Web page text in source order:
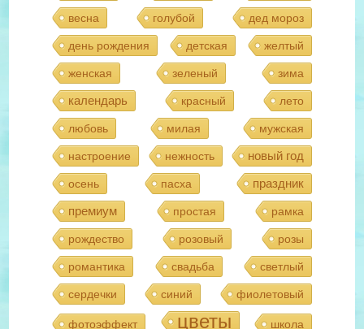
весна голубой дед мороз
день рождения детская желтый
женская зеленый зима
календарь красный лето
любовь милая мужская
настроение нежность новый год
осень пасха
праздник
премиум
простая рамка
рождество розовый розы
романтика свадьба светлый
сердечки синий фиолетовый
фотоэффект цветы школа